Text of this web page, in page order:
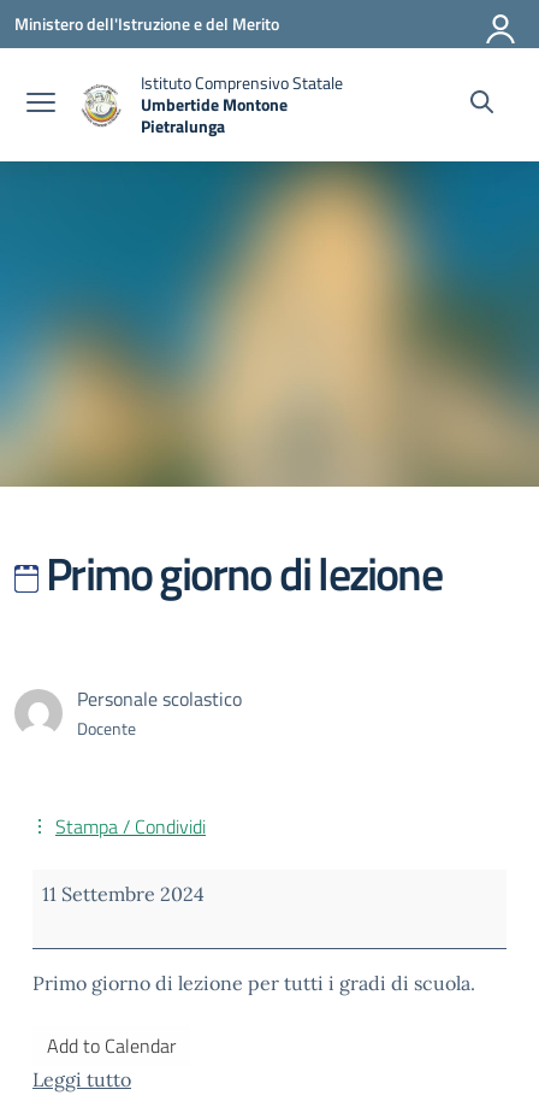
Vai ai contenuti
Vai al menu di navigazione
Vai al footer
Ministero dell'Istruzione e del Merito
Istituto Comprensivo Statale
Umbertide Montone
Pietralunga
Primo giorno di lezione
Personale scolastico
Docente
Stampa / Condividi
Primo
giorno
di
lezione
11 Settembre 2024
Primo giorno di lezione per tutti i gradi di scuola.
Add to Calendar
Leggi tutto